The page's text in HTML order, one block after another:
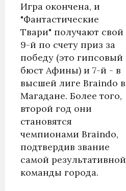
Игра окончена, и
"Фантастические
Твари" получают свой
9-й по счету приз за
победу (это гипсовый
бюст Афины) и 7-й - в
высшей лиге Braindo в
Магадане. Более того,
второй год они
становятся
чемпионами Braindo,
подтвердив звание
самой результативной
команды города.